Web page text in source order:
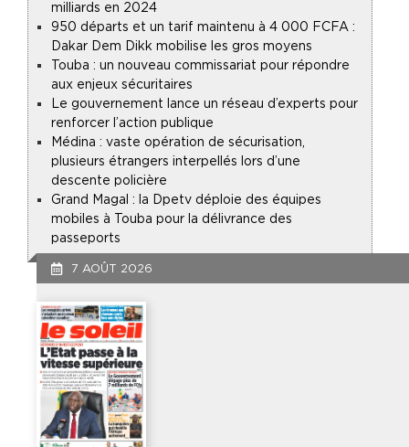
milliards en 2024
950 départs et un tarif maintenu à 4 000 FCFA :
Dakar Dem Dikk mobilise les gros moyens
Touba : un nouveau commissariat pour répondre
aux enjeux sécuritaires
Le gouvernement lance un réseau d’experts pour
renforcer l’action publique
Médina : vaste opération de sécurisation,
plusieurs étrangers interpellés lors d’une
descente policière
Grand Magal : la Dpetv déploie des équipes
mobiles à Touba pour la délivrance des
passeports
7 AOÛT 2026